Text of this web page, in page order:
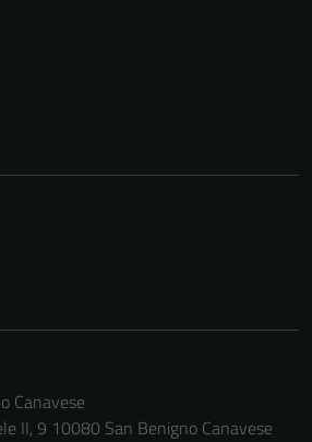
Canavese
II, 9 10080 San Benigno Canavese